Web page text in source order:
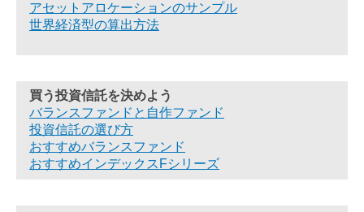
アセットアロケーションのサンプル
世界経済型の算出方法
買う投資信託を決めよう
バランスファンドと自作ファンド
投資信託の選び方
おすすめバランスファンド
おすすめインデックスFシリーズ